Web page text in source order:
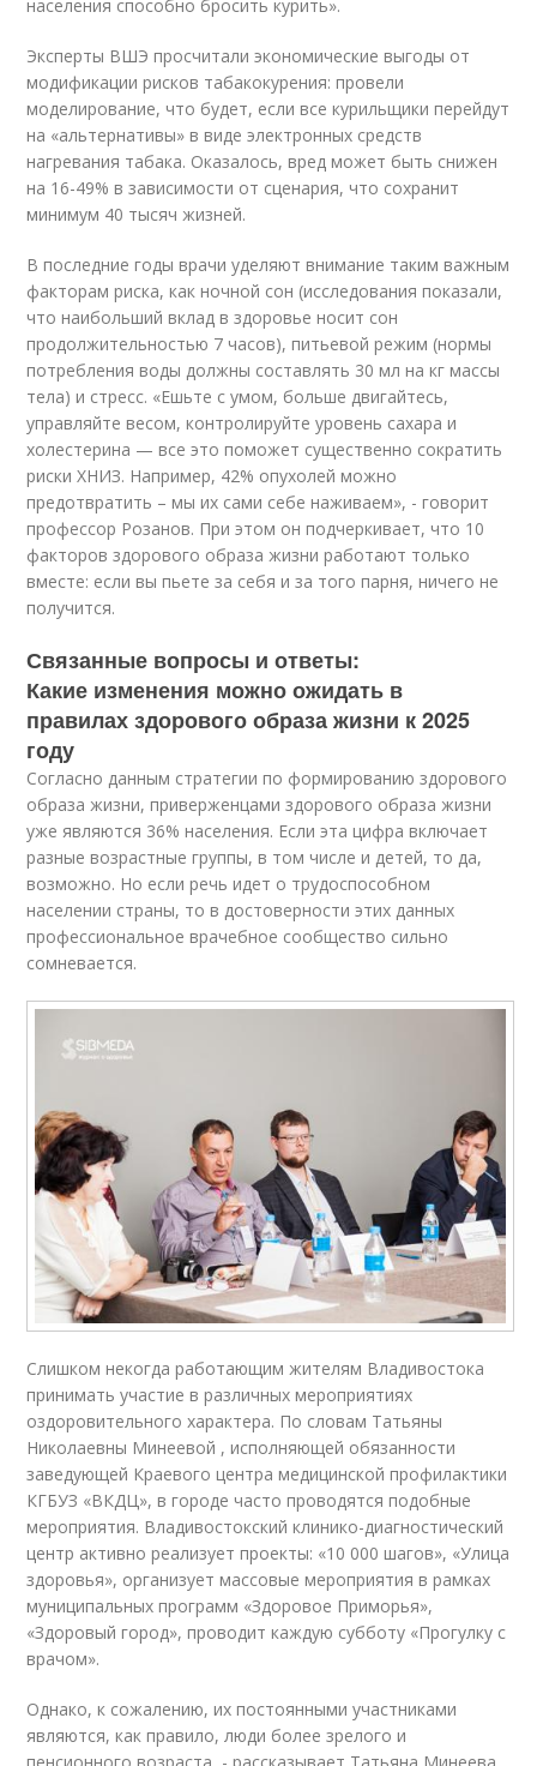
населения способно бросить курить».
Эксперты ВШЭ просчитали экономические выгоды от
модификации рисков табакокурения: провели
моделирование, что будет, если все курильщики перейдут
на «альтернативы» в виде электронных средств
нагревания табака. Оказалось, вред может быть снижен
на 16-49% в зависимости от сценария, что сохранит
минимум 40 тысяч жизней.
В последние годы врачи уделяют внимание таким важным
факторам риска, как ночной сон (исследования показали,
что наибольший вклад в здоровье носит сон
продолжительностью 7 часов), питьевой режим (нормы
потребления воды должны составлять 30 мл на кг массы
тела) и стресс. «Ешьте с умом, больше двигайтесь,
управляйте весом, контролируйте уровень сахара и
холестерина — все это поможет существенно сократить
риски ХНИЗ. Например, 42% опухолей можно
предотвратить – мы их сами себе наживаем», - говорит
профессор Розанов. При этом он подчеркивает, что 10
факторов здорового образа жизни работают только
вместе: если вы пьете за себя и за того парня, ничего не
получится.
Связанные вопросы и ответы:
Какие изменения можно ожидать в
правилах здорового образа жизни к 2025
году
Согласно данным стратегии по формированию здорового
образа жизни, приверженцами здорового образа жизни
уже являются 36% населения. Если эта цифра включает
разные возрастные группы, в том числе и детей, то да,
возможно. Но если речь идет о трудоспособном
населении страны, то в достоверности этих данных
профессиональное врачебное сообщество сильно
сомневается.
Слишком некогда работающим жителям Владивостока
принимать участие в различных мероприятиях
оздоровительного характера. По словам Татьяны
Николаевны Минеевой , исполняющей обязанности
заведующей Краевого центра медицинской профилактики
КГБУЗ «ВКДЦ», в городе часто проводятся подобные
мероприятия. Владивостокский клинико-диагностический
центр активно реализует проекты: «10 000 шагов», «Улица
здоровья», организует массовые мероприятия в рамках
муниципальных программ «Здоровое Приморья»,
«Здоровый город», проводит каждую субботу «Прогулку с
врачом».
Однако, к сожалению, их постоянными участниками
являются, как правило, люди более зрелого и
пенсионного возраста, - рассказывает Татьяна Минеева.